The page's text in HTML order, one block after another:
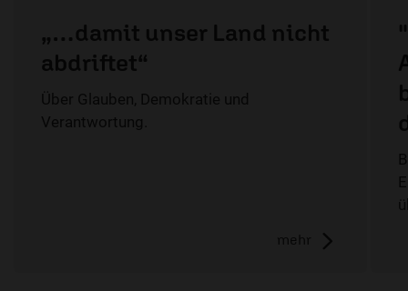
„…damit unser Land nicht
abdriftet“
Über Glauben, Demokratie und
Verantwortung.
mehr